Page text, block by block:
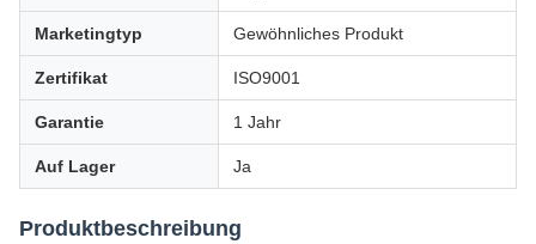
Marketingtyp Gewöhnliches Produkt
Zertifikat ISO9001
Garantie 1 Jahr
Auf Lager Ja
Produktbeschreibung